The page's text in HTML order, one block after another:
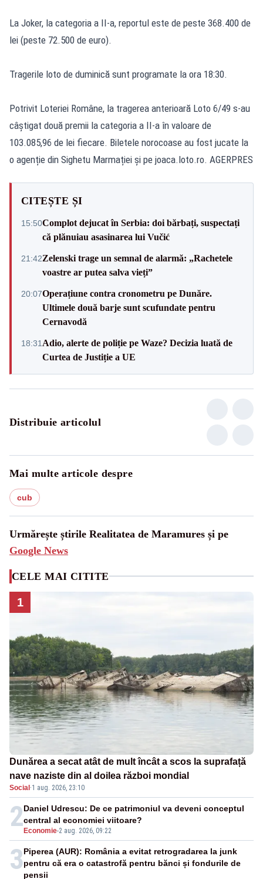
La Joker, la categoria a II-a, reportul este de peste 368.400 de
lei (peste 72.500 de euro).
Tragerile loto de duminică sunt programate la ora 18:30.
Potrivit Loteriei Române, la tragerea anterioară Loto 6/49 s-au
câștigat două premii la categoria a II-a în valoare de
103.085,96 de lei fiecare. Biletele norocoase au fost jucate la
o agenție din Sighetu Marmației și pe joaca.loto.ro. AGERPRES
CITEȘTE ȘI
15:50Complot dejucat în Serbia: doi bărbați, suspectați
că plănuiau asasinarea lui Vučić
21:42Zelenski trage un semnal de alarmă: „Rachetele
voastre ar putea salva vieți”
20:07Operațiune contra cronometru pe Dunăre.
Ultimele două barje sunt scufundate pentru
Cernavodă
18:31 Adio, alerte de poliție pe Waze? Decizia luată de
Curtea de Justiție a UE
Distribuie articolul
Mai multe articole despre
cub
Urmărește știrile Realitatea de Maramures și pe
Google News
CELE MAI CITITE
1
Dunărea a secat atât de mult încât a scos la suprafață
nave naziste din al doilea război mondial
Social ·1 aug. 2026, 23:10
2 Economie-2 aug. 2026, 09:22
Daniel Udrescu: De ce patrimoniul va deveni conceptul
central al economiei viitoare?
3Piperea (AUR): România a evitat retrogradarea la junk
pentru că era o catastrofă pentru bănci și fondurile de
pensii